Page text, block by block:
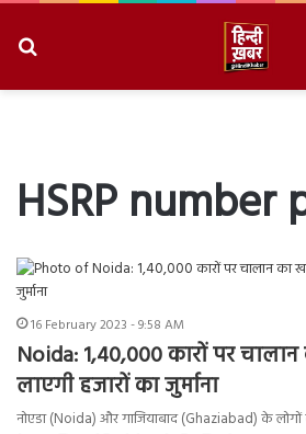
HSRP number
16 February 2023 - 9:58 AM
Noida: 1,40,000 कारों पर
लाएगी हजारों का जुर्माना
नोएडा (Noida) और गाजियाबाद (Ghaziabad) के लोगों